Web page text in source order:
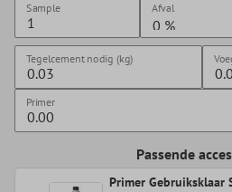
Sample Afval
Tegelcement nodig (kg)
Primer
Passende
Primer Gebruiksklaar